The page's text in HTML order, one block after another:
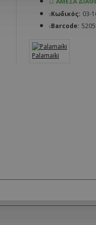
Κωδικός: 03-
Barcode:
Palamaiki